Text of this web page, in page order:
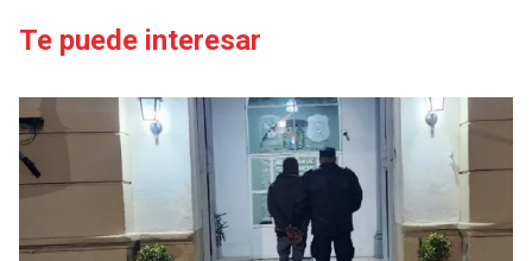
Te puede interesar